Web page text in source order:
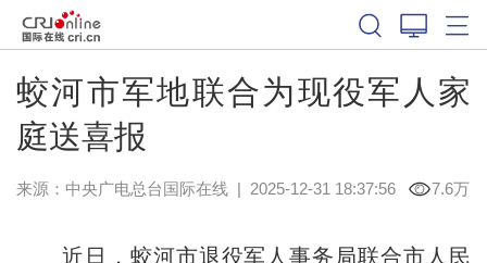
蛟河市军地联合为现役军人家
庭送喜报
来源：中央广电总台国际在线| 2025-12-31 18:37:56 7.6万
近日，蛟河市退役军人事务局联合市人民